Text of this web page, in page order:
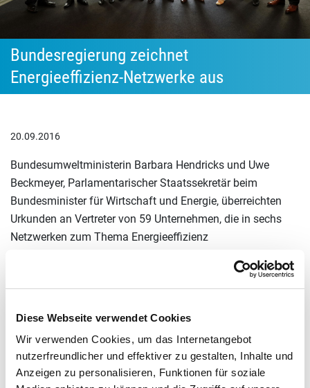
Diese Webseite verwendet Cookies
Wir verwenden Cookies, um das Internetangebot
nutzerfreundlicher und effektiver zu gestalten, Inhalte und
Anzeigen zu personalisieren, Funktionen für soziale
Bundesregierung zeichnet
Energieeffizienz-Netzwerke aus
20.09.2016
Bundesumweltministerin Barbara Hendricks und Uwe
Beckmeyer, Parlamentarischer Staatssekretär beim
Bundesminister für Wirtschaft und Energie, überreichten
Urkunden an Vertreter von 59 Unternehmen, die in sechs
Netzwerken zum Thema Energieeffizienz
ersten Jahresveranstaltung der Initiative Energieeffizienz-
Netzwerke, die am Dienstag mit über 200 Teilnehmern aus
„Konsequenter Klimaschutz heißt auch effizienter Umgang
mit Energie. Unternehmen, die an einem Energieeffizienz-
Netzwerk teilnehmen, tragen damit auch zum Erreichen